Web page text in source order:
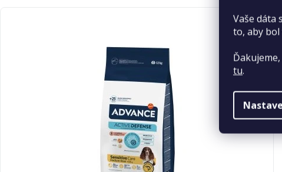
Vaše dáta
to, aby
tu.